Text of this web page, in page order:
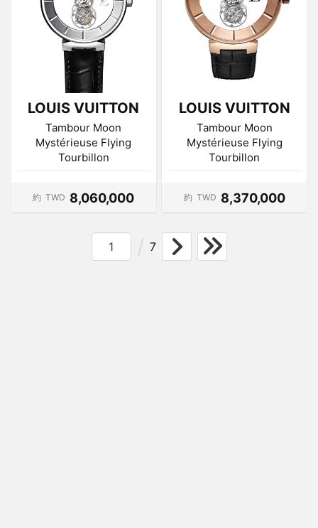
LOUIS VUITTON
Tambour Moon
Mystérieuse Flying
Tourbillon
約 TWD 8,060,000
LOUIS VUITTON
Tambour Moon
Mystérieuse Flying
Tourbillon
約 TWD 8,370,000
7